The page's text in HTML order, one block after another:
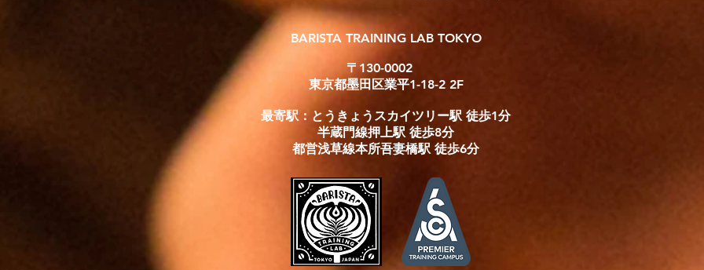
​BARISTA TRAINING LAB TOKYO
〒130-0002
東京都墨田区業平1-18-2 2F
最寄駅：とうきょうスカイツリー駅 徒歩1分
半蔵門線押上駅 徒歩8分
都営浅草線本所吾妻橋駅 徒歩6分